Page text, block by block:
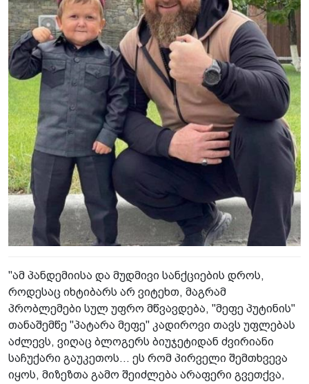
"ამ პანდემიისა და მუდმივი სანქციების დროს,
როდესაც იხტიბარს არ ვიტეხთ, მაგრამ
პრობლემები სულ უფრო მწვავდება, "მეფე პუტინის"
თანაშემწე "პატარა მეფე" კადიროვი თავს უფლებას
აძლევს, ვიღაც ბლოგერს ბიუჯეტიდან ძვირიანი
საჩუქარი გაუკეთოს... ეს რომ პირველი შემთხვევა
იყოს, მიზეზთა გამო შეიძლება არაფერი გვეთქვა,